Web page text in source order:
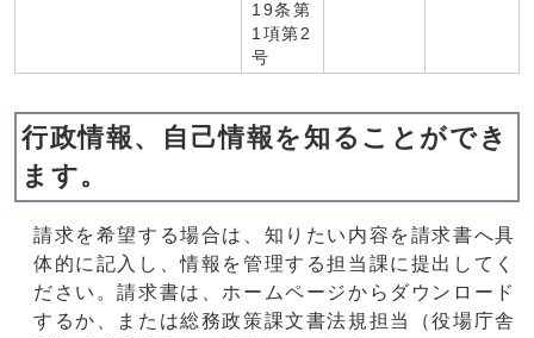
19条第
1項第2
号
行政情報、自己情報を知ることができ
ます。
請求を希望する場合は、知りたい内容を請求書へ具
体的に記入し、情報を管理する担当課に提出してく
ださい。請求書は、ホームページからダウンロード
するか、または総務政策課文書法規担当（役場庁舎